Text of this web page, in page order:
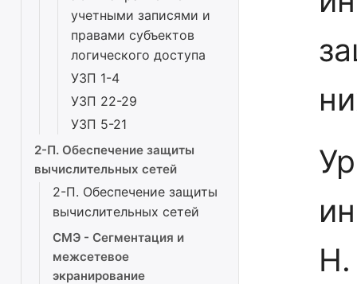
учетными записями и
правами субъектов
логического доступа
УЗП 1-4
УЗП 22-29
УЗП 5-21
2-П. Обеспечение защиты
вычислительных сетей
2-П. Обеспечение защиты
вычислительных сетей
СМЭ - Сегментация и
межсетевое
экранирование
Н.